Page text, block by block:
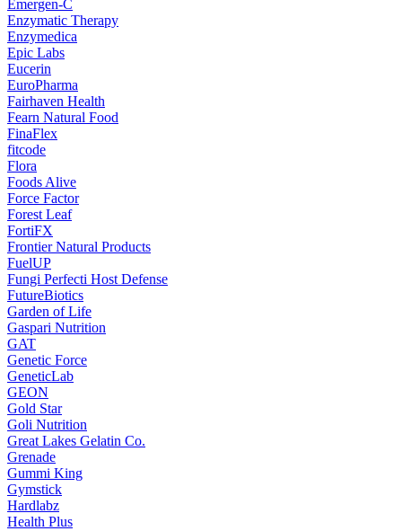
Emergen-C
Enzymatic Therapy
Enzymedica
Epic Labs
Eucerin
EuroPharma
Fairhaven Health
Fearn Natural Food
FinaFlex
fitcode
Flora
Foods Alive
Force Factor
Forest Leaf
FortiFX
Frontier Natural Products
FuelUP
Fungi Perfecti Host Defense
FutureBiotics
Garden of Life
Gaspari Nutrition
GAT
Genetic Force
GeneticLab
GEON
Gold Star
Goli Nutrition
Great Lakes Gelatin Co.
Grenade
Gummi King
Gymstick
Hardlabz
Health Plus